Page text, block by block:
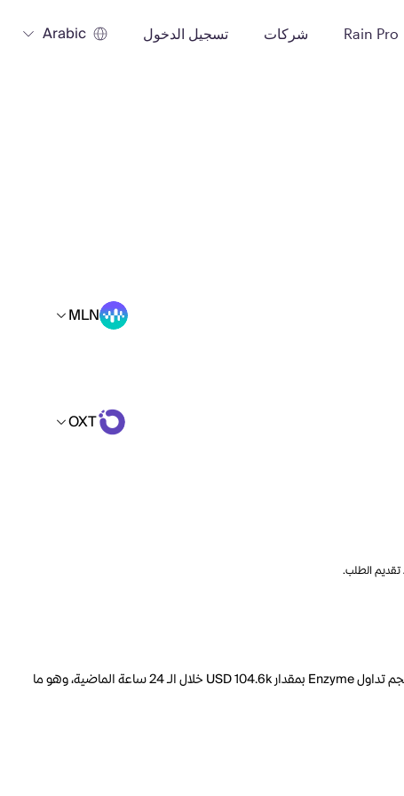
Rain Pro شركات تسجيل الدخول Arabic
MLN
OXT
تقديم الطلب.
السعر الحالي لـ Enzyme هو OXT 114.65 لكل MLN. مع عرض متداول يبلغ 3.276M MLN، فإن هذا يعني أن قيمة Enzyme السوقية تبلغ 4.075M. انخفض حجم تداول Enzyme بمقدار USD 104.6k خلال الـ 24 ساعة الماضية، وهو ما